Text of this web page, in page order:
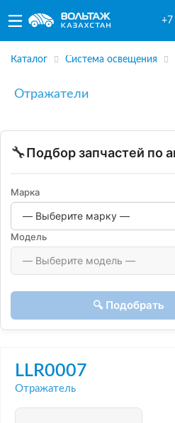
+7
Каталог Система освещения
Отражатели
🔧Подбор запчастей по
Марка
Модель
🔍 Подобрать
LLR0007
Отражатель